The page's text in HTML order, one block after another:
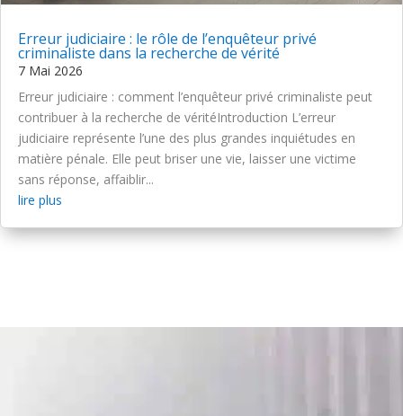
Erreur judiciaire : le rôle de l’enquêteur privé
criminaliste dans la recherche de vérité
7 Mai 2026
Erreur judiciaire : comment l’enquêteur privé criminaliste peut
contribuer à la recherche de véritéIntroduction L’erreur
judiciaire représente l’une des plus grandes inquiétudes en
matière pénale. Elle peut briser une vie, laisser une victime
sans réponse, affaiblir...
lire plus